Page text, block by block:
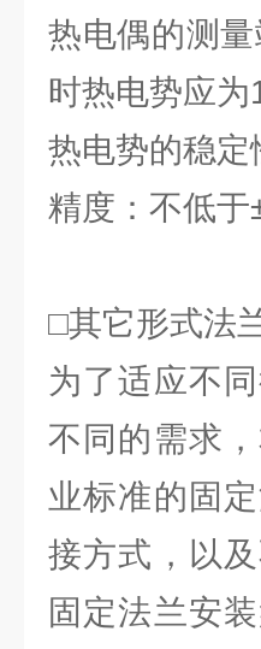
热电偶的测
时热电势应
热电势的稳
精度：不低
□其它形式法
为了适应不
不同的需求
业标准的固
接方式，以
固定法兰安